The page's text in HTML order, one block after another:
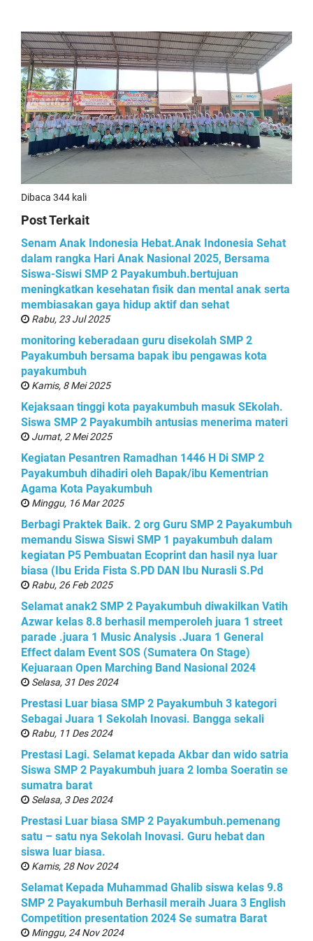
Dibaca 344 kali
Post Terkait
Senam Anak Indonesia Hebat.Anak Indonesia Sehat
dalam rangka Hari Anak Nasional 2025, Bersama
Siswa-Siswi SMP 2 Payakumbuh.bertujuan
meningkatkan kesehatan fisik dan mental anak serta
membiasakan gaya hidup aktif dan sehat
Rabu, 23 Jul 2025
monitoring keberadaan guru disekolah SMP 2
Payakumbuh bersama bapak ibu pengawas kota
payakumbuh
Kamis, 8 Mei 2025
Kejaksaan tinggi kota payakumbuh masuk SEkolah.
Siswa SMP 2 Payakumbih antusias menerima materi
Jumat, 2 Mei 2025
Kegiatan Pesantren Ramadhan 1446 H Di SMP 2
Payakumbuh dihadiri oleh Bapak/ibu Kementrian
Agama Kota Payakumbuh
Minggu, 16 Mar 2025
Berbagi Praktek Baik. 2 org Guru SMP 2 Payakumbuh
memandu Siswa Siswi SMP 1 payakumbuh dalam
kegiatan P5 Pembuatan Ecoprint dan hasil nya luar
biasa (Ibu Erida Fista S.PD DAN Ibu Nurasli S.Pd
Rabu, 26 Feb 2025
Selamat anak2 SMP 2 Payakumbuh diwakilkan Vatih
Azwar kelas 8.8 berhasil memperoleh juara 1 street
parade .juara 1 Music Analysis .Juara 1 General
Effect dalam Event SOS (Sumatera On Stage)
Kejuaraan Open Marching Band Nasional 2024
Selasa, 31 Des 2024
Prestasi Luar biasa SMP 2 Payakumbuh 3 kategori
Sebagai Juara 1 Sekolah Inovasi. Bangga sekali
Rabu, 11 Des 2024
Prestasi Lagi. Selamat kepada Akbar dan wido satria
Siswa SMP 2 Payakumbuh juara 2 lomba Soeratin se
sumatra barat
Selasa, 3 Des 2024
Prestasi Luar biasa SMP 2 Payakumbuh.pemenang
satu – satu nya Sekolah Inovasi. Guru hebat dan
siswa luar biasa.
Kamis, 28 Nov 2024
Selamat Kepada Muhammad Ghalib siswa kelas 9.8
SMP 2 Payakumbuh Berhasil meraih Juara 3 English
Competition presentation 2024 Se sumatra Barat
Minggu, 24 Nov 2024